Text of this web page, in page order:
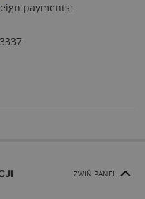
payments:
ZWIŃ PANEL